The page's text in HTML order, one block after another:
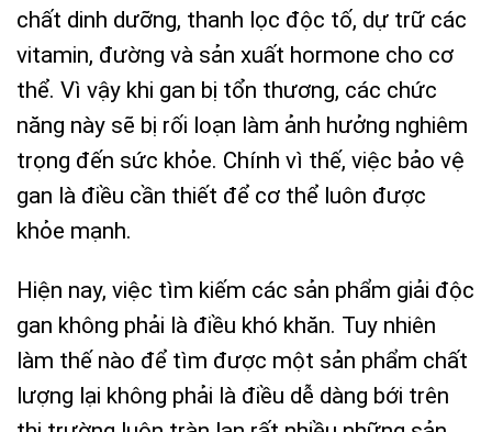
chất dinh dưỡng, thanh lọc độc tố, dự trữ các
vitamin, đường và sản xuất hormone cho cơ
thể. Vì vậy khi gan bị tổn thương, các chức
năng này sẽ bị rối loạn làm ảnh hưởng nghiêm
trọng đến sức khỏe. Chính vì thế, việc bảo vệ
gan là điều cần thiết để cơ thể luôn được
khỏe mạnh.
Hiện nay, việc tìm kiếm các sản phẩm giải độc
gan không phải là điều khó khăn. Tuy nhiên
làm thế nào để tìm được một sản phẩm chất
lượng lại không phải là điều dễ dàng bới trên